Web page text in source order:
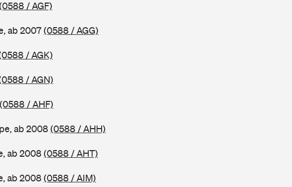
/ AGF)
ab 2007(0588 / AGG)
/ AGK)
/ AGN)
(0588 / AHF)
ab 2008(0588 / AHH)
ab 2008(0588 / AHT)
ab 2008(0588 / AIM)